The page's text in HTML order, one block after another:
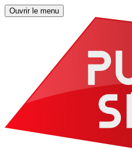
Ouvrir le menu